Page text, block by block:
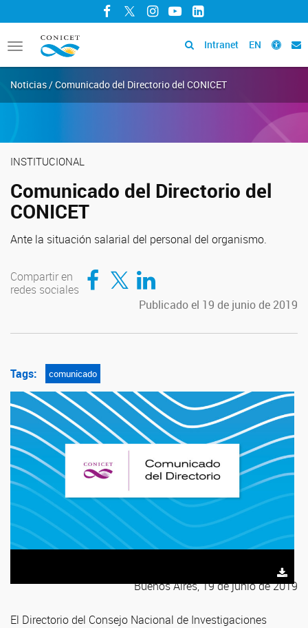
Facebook
TwitterInstagram
YouTubeLinkedIn
Toggle
navigation
Intranet EN
Noticias / Comunicado del Directorio del CONICET
INSTITUCIONAL
Comunicado del Directorio del
CONICET
Ante la situación salarial del personal del organismo.
Compartir en
redes sociales
Compartir en Facebook
Compartir en TwitterCompartir en LinkedIn
Publicado el 19 de junio de 2019
Tags: comunicado
Buenos Aires, 19 de junio de 2019
El Directorio del Consejo Nacional de Investigaciones